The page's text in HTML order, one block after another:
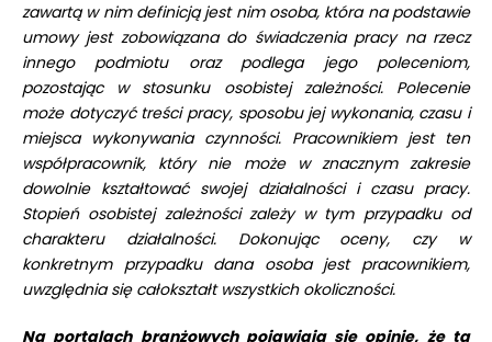
zawartą w nim definicją jest nim osoba, która na podstawie
umowy jest zobowiązana do świadczenia pracy na rzecz
innego podmiotu oraz podlega jego poleceniom,
pozostając w stosunku osobistej zależności. Polecenie
może dotyczyć treści pracy, sposobu jej wykonania, czasu i
miejsca wykonywania czynności. Pracownikiem jest ten
współpracownik, który nie może w znacznym zakresie
dowolnie kształtować swojej działalności i czasu pracy.
Stopień osobistej zależności zależy w tym przypadku od
charakteru działalności. Dokonując oceny, czy w
konkretnym przypadku dana osoba jest pracownikiem,
uwzględnia się całokształt wszystkich okoliczności.
Na portalach branżowych pojawiają się opinie, że ta